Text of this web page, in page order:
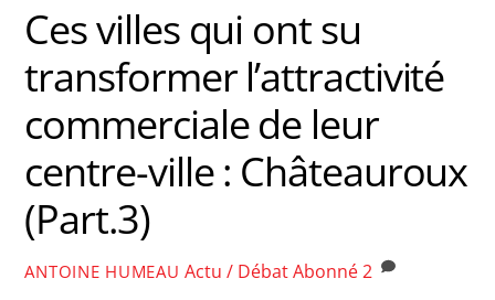
Ces villes qui ont su
transformer l’attractivité
commerciale de leur
centre-ville : Châteauroux
(Part.3)
ANTOINE HUMEAU Actu / DébatAbonné2